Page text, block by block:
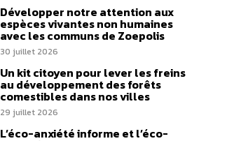
Développer notre attention aux
espèces vivantes non humaines
avec les communs de Zoepolis
30 juillet 2026
Un kit citoyen pour lever les freins
au développement des forêts
comestibles dans nos villes
29 juillet 2026
L’éco-anxiété informe et l’éco-